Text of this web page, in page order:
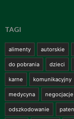
TAGI
alimenty autorskie
do pobrania dzieci
karne komunikacyjny
medycyna negocjacje
odszkodowanie